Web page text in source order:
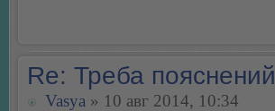
Re: Треба пояснений
Vasya » 10 авг 2014, 10:34